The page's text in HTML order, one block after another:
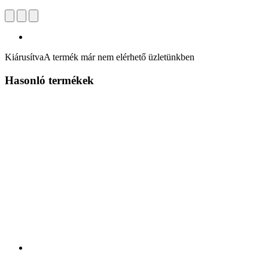
KiárusítvaA termék már nem elérhető üzletünkben
Hasonló termékek